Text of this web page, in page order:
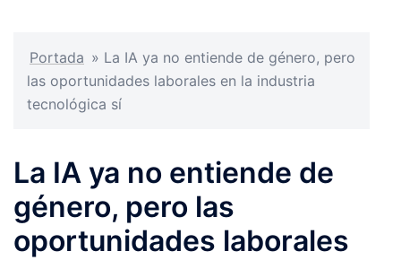
Portada » La IA ya no entiende de género, pero
las oportunidades laborales en la industria
tecnológica sí
La IA ya no entiende de
género, pero las
oportunidades laborales